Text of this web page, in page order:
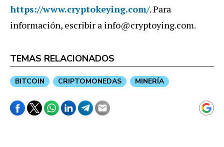
https://www.cryptokeying.com/. Para
información, escribir a info@cryptoying.com.
TEMAS RELACIONADOS
BITCOIN CRIPTOMONEDAS MINERÍA